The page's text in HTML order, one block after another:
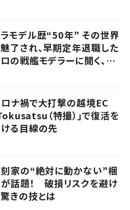
モデル歴“50年” その世界
了され、早期定年退職した
の戦艦モデラーに聞く、充
ナ禍で大打撃の越境EC
（特撮）」で復活を
る目線の先
家の“絶対に動かない”梱
話題！ 破損リスクを避け
きの技とは